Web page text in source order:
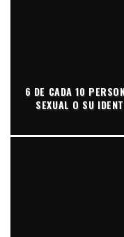
6 DE CADA 10
SEXUAL O SU